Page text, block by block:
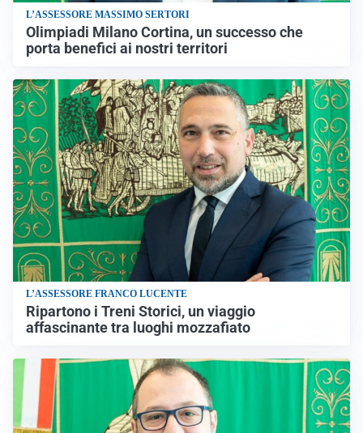
L’ASSESSORE MASSIMO SERTORI
Olimpiadi Milano Cortina, un successo che
porta benefici ai nostri territori
L’ASSESSORE FRANCO LUCENTE
Ripartono i Treni Storici, un viaggio
affascinante tra luoghi mozzafiato